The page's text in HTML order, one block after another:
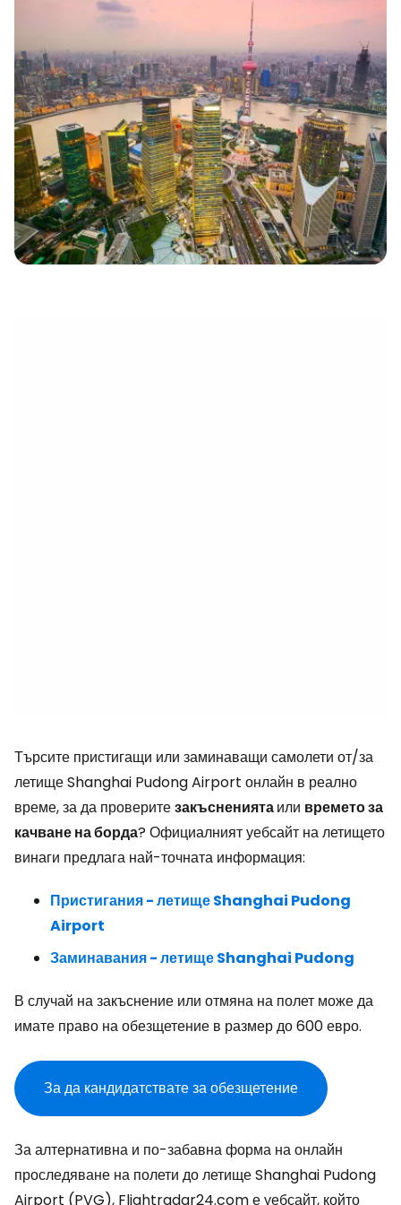
Търсите пристигащи или заминаващи самолети от/за
летище Shanghai Pudong Airport онлайн в реално
време, за да проверитезакъснениятаили времето за
качване на борда? Официалният уебсайт на летището
винаги предлага най-точната информация:
Пристигания - летище Shanghai Pudong
Airport
Заминавания - летище Shanghai Pudong
В случай на закъснение или отмяна на полет може да
имате право на обезщетение в размер до 600 евро.
За да кандидатствате за обезщетение
За алтернативна и по-забавна форма на онлайн
проследяване на полети до летище Shanghai Pudong
Airport (PVG), Flightradar24.com е уебсайт, който